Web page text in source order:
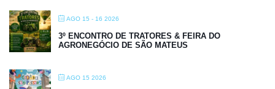
AGO 15 - 16 2026
3º ENCONTRO DE TRATORES & FEIRA DO
AGRONEGÓCIO DE SÃO MATEUS
AGO 15 2026